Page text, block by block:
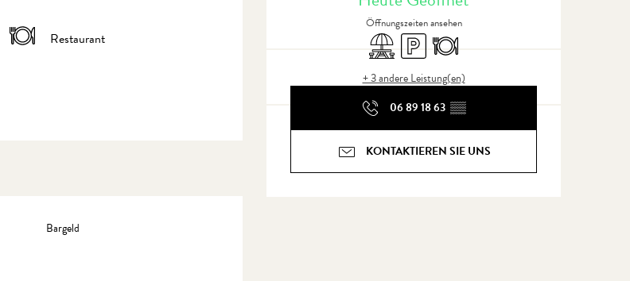
Öffnungszeiten ansehen
Picknickplatz
ParkplatzRestaurant
+ 3 andere Leistung(en)
06 89 18 63 ▒▒
KONTAKTIEREN SIE UNS
Restaurant
Bargeld